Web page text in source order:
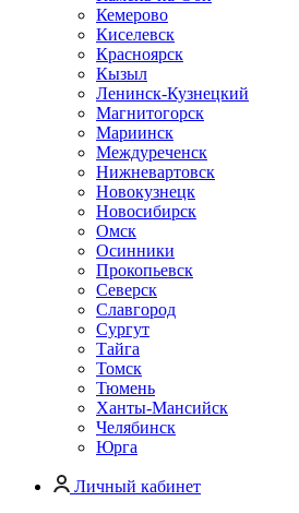
Кемерово
Киселевск
Красноярск
Кызыл
Ленинск-Кузнецкий
Магнитогорск
Мариинск
Междуреченск
Нижневартовск
Новокузнецк
Новосибирск
Омск
Осинники
Прокопьевск
Северск
Славгород
Сургут
Тайга
Томск
Тюмень
Ханты-Мансийск
Челябинск
Юрга
Личный кабинет